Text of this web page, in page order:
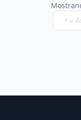
«